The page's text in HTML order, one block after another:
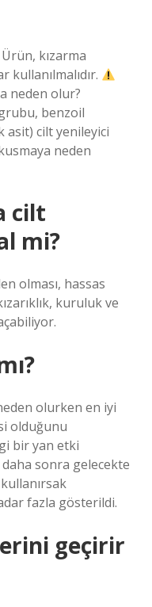
kızarma
neden olur?
benzoil
asit) cilt yenileyici
neden
cilt
mi?
olması, hassas
kuruluk ve
olurken en iyi
olduğunu
bir yan etki
daha sonra gelecekte
fazla gösterildi.
geçirir